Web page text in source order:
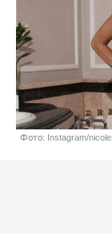
Фото: Instagram/